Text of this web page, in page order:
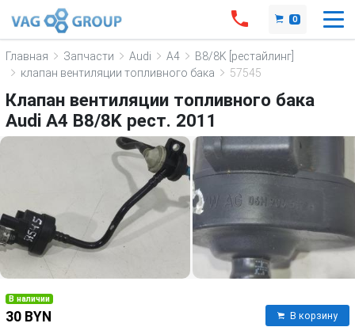
0
Главная Запчасти Audi A4
B8/8K [рестайлинг]
клапан вентиляции топливного бака
57545
Клапан вентиляции топливного бака
Audi A4 B8/8K рест. 2011
В наличии
30 BYN В корзину